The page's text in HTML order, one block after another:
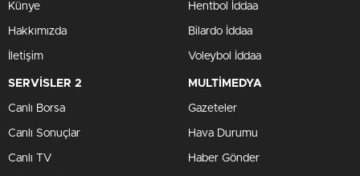
Künye
Hakkımızda
İletişim
Hentbol İddaa
Bilardo İddaa
Voleybol İddaa
SERVİSLER 2
Canlı Borsa
Canlı Sonuçlar
Canlı TV
MULTİMEDYA
Gazeteler
Hava Durumu
Haber Gönder